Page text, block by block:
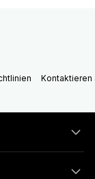
Kontaktieren